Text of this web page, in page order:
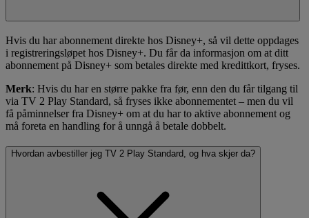
Hvis du har abonnement direkte hos Disney+, så vil dette oppdages
i registreringsløpet hos Disney+. Du får da informasjon om at ditt
abonnement på Disney+ som betales direkte med kredittkort, fryses.
Merk: Hvis du har en større pakke fra før, enn den du får tilgang til
via TV 2 Play Standard, så fryses ikke abonnementet – men du vil
få påminnelser fra Disney+ om at du har to aktive abonnement og
må foreta en handling for å unngå å betale dobbelt.
Hvordan avbestiller jeg TV 2 Play Standard, og hva skjer da?